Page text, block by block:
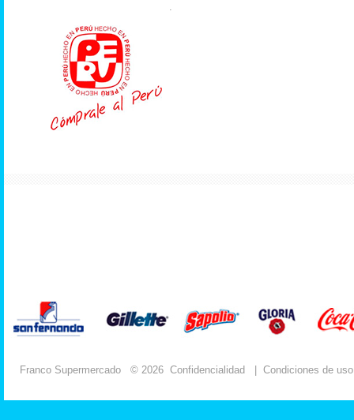
.
Franco Supermercado © 2026 Confidencialidad Condiciones de uso